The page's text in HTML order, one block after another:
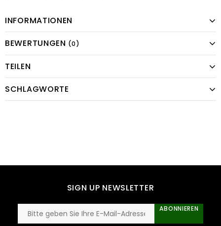
INFORMATIONEN
BEWERTUNGEN (0)
TEILEN
SCHLAGWORTE
SIGN UP NEWSLETTER
ABONNIEREN